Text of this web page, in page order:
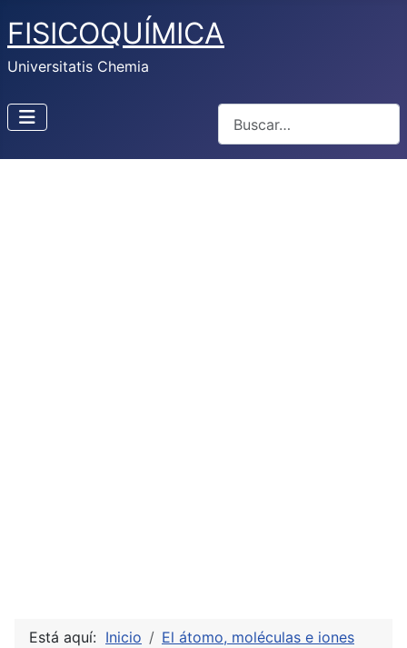
FISICOQUÍMICA
Universitatis Chemia
Está aquí: Inicio
El átomo, moléculas e iones